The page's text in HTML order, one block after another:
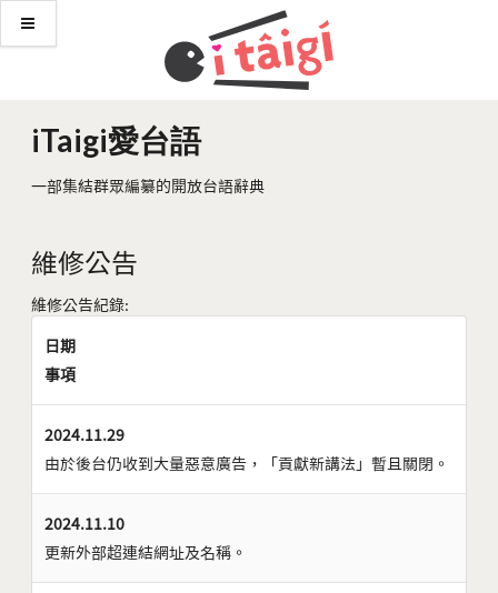
iTaigi愛台語
一部集結群眾編纂的開放台語辭典
維修公告
維修公告紀錄:
日期
事項
2024.11.29
由於後台仍收到大量惡意廣告，「貢獻新講法」暫且關閉。
2024.11.10
更新外部超連結網址及名稱。